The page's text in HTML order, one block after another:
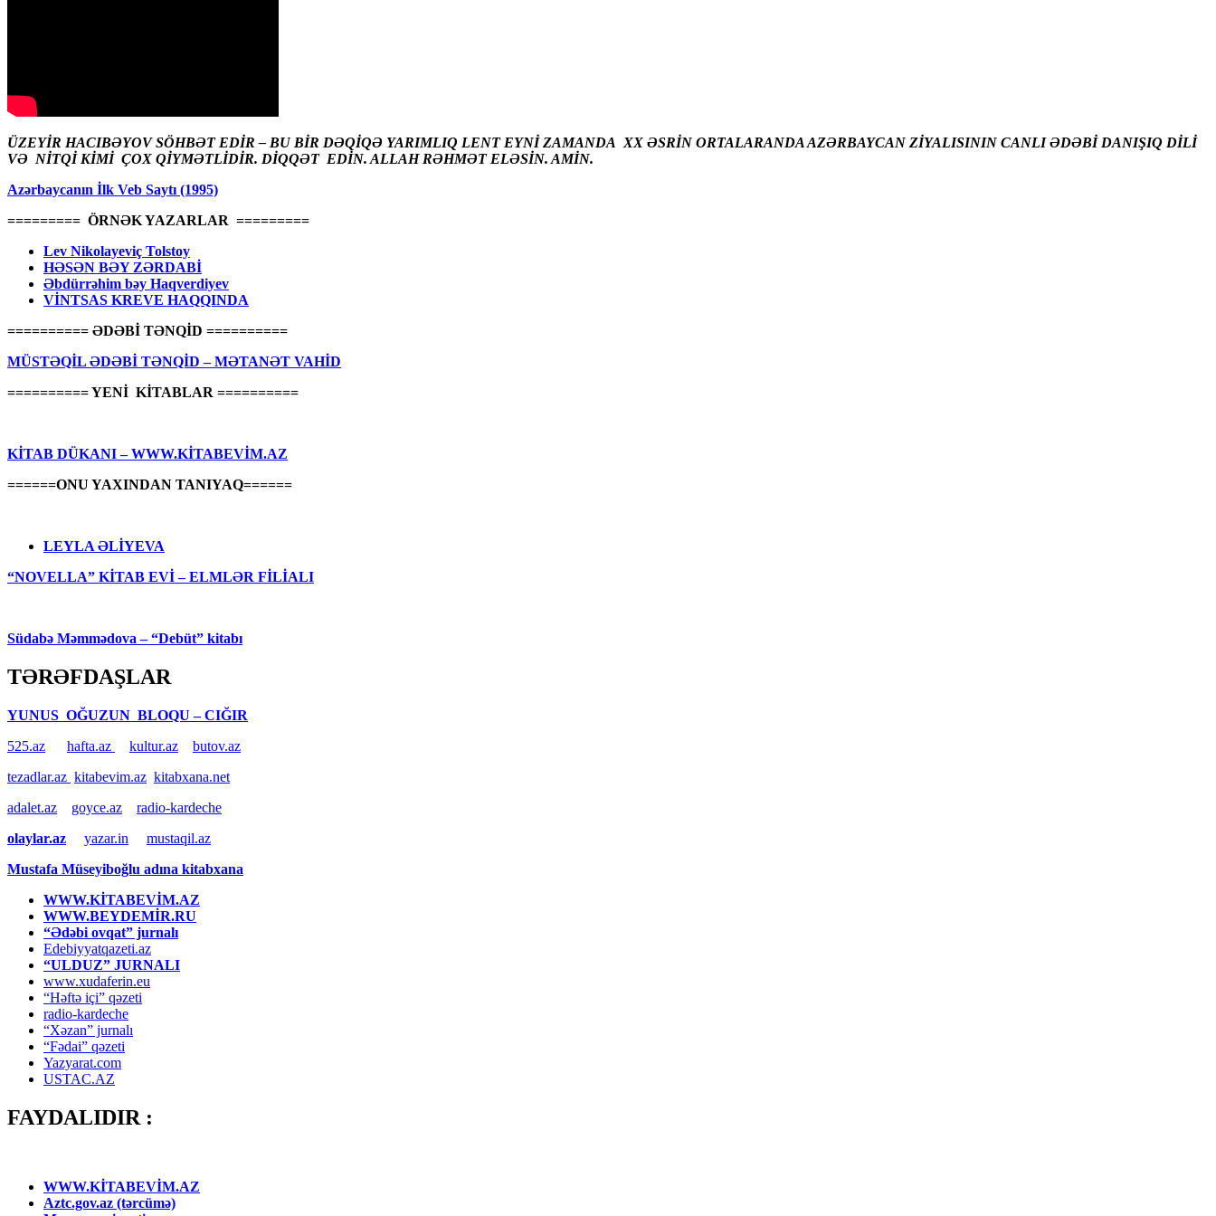
ÜZEYİR HACIBƏYOV SÖHBƏT EDİR – BU BİR DƏQİQƏ YARIMLIQ LENT EYNİ ZAMANDA XX ƏSRİN ORTALARANDA AZƏRBAYCAN ZİYALISININ CANLI ƏDƏBİ DANIŞIQ DİLİ
VƏ NİTQİ KİMİ ÇOX QİYMƏTLİDİR. DİQQƏT EDİN. ALLAH RƏHMƏT ELƏSİN. AMİN.
Azərbaycanın İlk Veb Saytı (1995)
========= ÖRNƏK YAZARLAR =========
Lev Nikolayeviç Tolstoy
HƏSƏN BƏY ZƏRDABİ
Əbdürrəhim bəy Haqverdiyev
VİNTSAS KREVE HAQQINDA
========== ƏDƏBİ TƏNQİD ==========
MÜSTƏQİL ƏDƏBİ TƏNQİD – MƏTANƏT VAHİD
========== YENİ KİTABLAR ==========
KİTAB DÜKANI – WWW.KİTABEVİM.AZ
======ONU YAXINDAN TANIYAQ======
LEYLA ƏLİYEVA
“NOVELLA” KİTAB EVİ – ELMLƏR FİLİALI
Südabə Məmmədova – “Debüt” kitabı
TƏRƏFDAŞLAR
YUNUS OĞUZUN BLOQU – CIĞIR
525.az
hafta.az kultur.az
butov.az
tezadlar.az kitabevim.az kitabxana.net
adalet.az
goyce.az
radio-kardeche
olaylar.az
yazar.in
mustaqil.az
Mustafa Müseyiboğlu adına kitabxana
WWW.KİTABEVİM.AZ
WWW.BEYDEMİR.RU
“Ədəbi ovqat” jurnalı
Edebiyyatqazeti.az
“ULDUZ” JURNALI
www.xudaferin.eu
“Həftə içi” qəzeti
radio-kardeche
“Xəzan” jurnalı
“Fədai” qəzeti
Yazyarat.com
USTAC.AZ
FAYDALIDIR :
WWW.KİTABEVİM.AZ
Aztc.gov.az (tərcümə)